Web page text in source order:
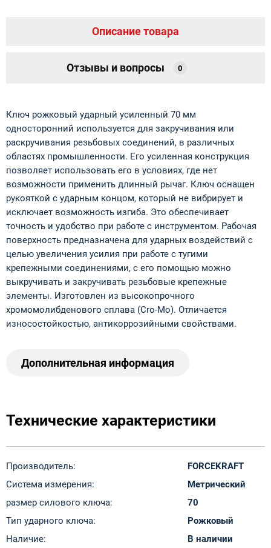
Описание товара
Отзывы и вопросы 0
Ключ рожковый ударный усиленный 70 мм
односторонний используется для закручивания или
раскручивания резьбовых соединений, в различных
областях промышленности. Его усиленная конструкция
позволяет использовать его в условиях, где нет
возможности применить длинный рычаг. Ключ оснащен
рукояткой с ударным концом, который не вибрирует и
исключает возможность изгиба. Это обеспечивает
точность и удобство при работе с инструментом. Рабочая
поверхность предназначена для ударных воздействий с
целью увеличения усилия при работе с тугими
крепежными соединениями, с его помощью можно
выкручивать и закручивать резьбовые крепежные
элементы. Изготовлен из высокопрочного
хромомолибденового сплава (Cro-Mo). Отличается
износостойкостью, антикоррозийными свойствами.
Дополнительная информация
Технические характеристики
Производитель:
FORCEKRAFT
Система измерения:
Метрический
размер силового ключа:
70
Тип ударного ключа:
Рожковый
Наличие:
В наличии